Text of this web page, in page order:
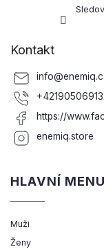
Kontakt
info@
https://
enemiq.store
HLAVNÍ MENU
Muži
Ženy